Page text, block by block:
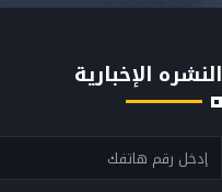
النشره الإخبارية